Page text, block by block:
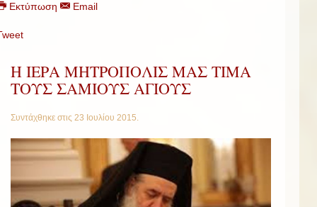
Εκτύπωση Email
Η ΙΕΡΑ ΜΗΤΡΟΠΟΛΙΣ ΜΑΣ ΤΙΜΑ
ΤΟΥΣ ΣΑΜΙΟΥΣ ΑΓΙΟΥΣ
Συντάχθηκε στις 23 Ιουλίου 2015.